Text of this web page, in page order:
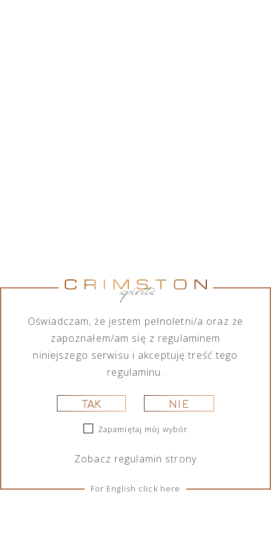
Nie znaleziono produktów, których szukasz.
Ciasteczka
Oświadczam, że jestem pełnoletni/a oraz że
zapoznałem/am się z regulaminem
niniejszego serwisu i akceptuję treść tego
regulaminu.
TAK NIE
Zapamiętaj mój wybór
Zobacz regulamin strony
For English click here